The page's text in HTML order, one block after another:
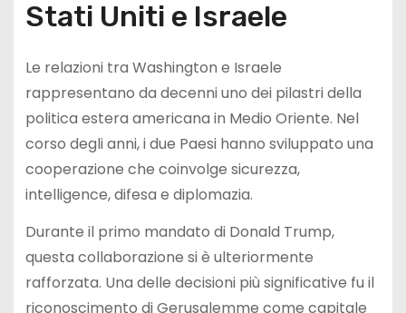
Stati Uniti e Israele
Le relazioni tra Washington e Israele
rappresentano da decenni uno dei pilastri della
politica estera americana in Medio Oriente. Nel
corso degli anni, i due Paesi hanno sviluppato una
cooperazione che coinvolge sicurezza,
intelligence, difesa e diplomazia.
Durante il primo mandato di Donald Trump,
questa collaborazione si è ulteriormente
rafforzata. Una delle decisioni più significative fu il
riconoscimento di Gerusalemme come capitale